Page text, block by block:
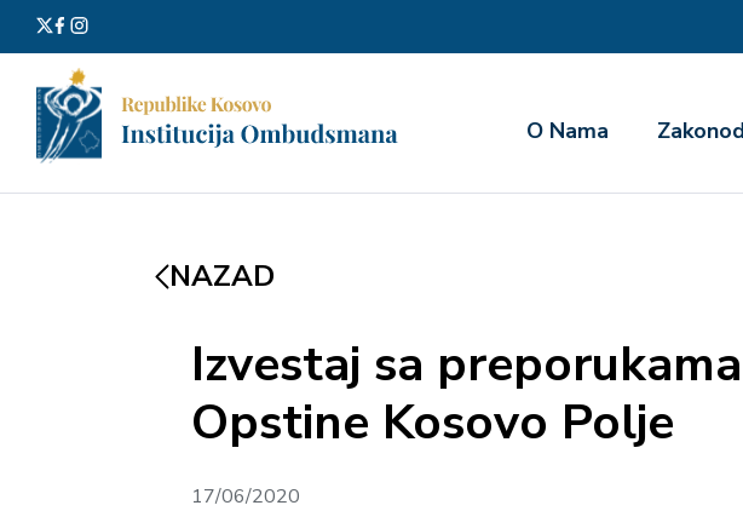
О Nama
NAZAD
Izvestaj sa
Opstine Kosovo Polje
17/06/2020